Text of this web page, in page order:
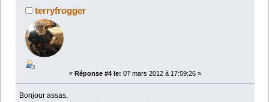
terryfrogger
« Réponse #4 le: 07 mars 2012 à 17:59:26 »
Bonjour assas,